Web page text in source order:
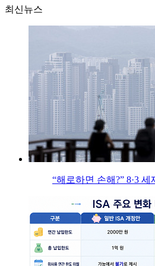
최신뉴스
“해로하면 손해?” 8·3